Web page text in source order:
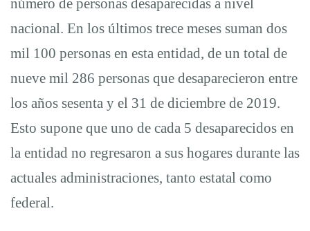
problemática
número de personas desaparecidas a nivel
nacional. En los últimos trece meses suman dos
mil 100 personas en esta entidad, de un total de
nueve mil 286 personas que desaparecieron entre
los años sesenta y el 31 de diciembre de 2019.
Esto supone que uno de cada 5 desaparecidos en
la entidad no regresaron a sus hogares durante las
actuales administraciones, tanto estatal como
federal.